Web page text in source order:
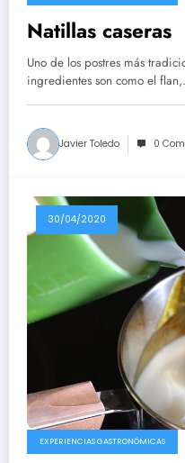
Natillas caseras
Uno de los postres más
ingredientes son como el
Javier Toledo 0
30/04/2020
EXPERIENCIAS GASTRONÓMICAS